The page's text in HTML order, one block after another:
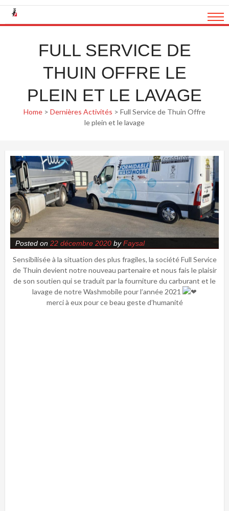
Skip
content
FULL SERVICE DE
THUIN OFFRE LE
PLEIN ET LE LAVAGE
Home > Dernières Activités > Full Service de Thuin Offre
le plein et le lavage
Posted on 22 décembre 2020 byFaysal
Sensibilisée à la situation des plus fragiles, la société Full Service
de Thuin devient notre nouveau partenaire et nous fais le plaisir
de son soutien qui se traduit par la fourniture du carburant et le
lavage de notre Washmobile pour l’année 2021
merci à eux pour ce beau geste d’humanité